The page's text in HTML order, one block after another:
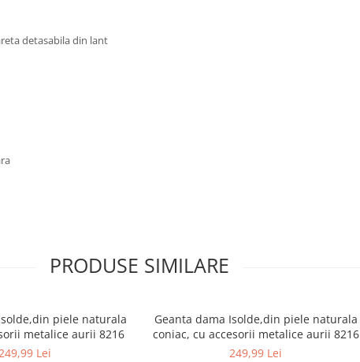
detasabila din lant
PRODUSE SIMILARE
piele naturala
metalice aurii 8216
Lei
Geanta dama Isolde,din piele naturala
coniac, cu accesorii metalice aurii 8216
249,99 Lei